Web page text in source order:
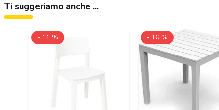
Ti suggeriamo anche ...
- 11 % - 16 %